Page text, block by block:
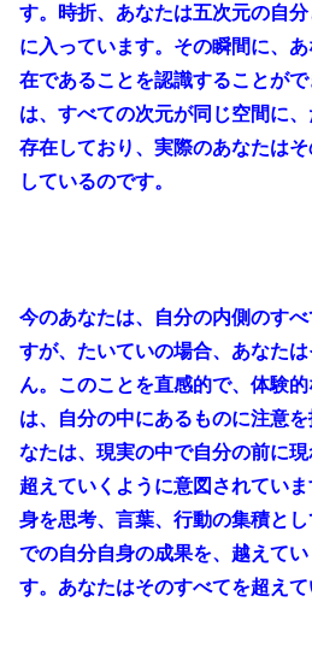
す。時折、あなたは五次元の自
に入っています。その瞬間に、
在であることを認識することが
は、すべての次元が同じ空間に
存在しており、実際のあなたは
しているのです。
今のあなたは、自分の内側のす
すが、たいていの場合、あなた
ん。このことを直感的で、体験
は、自分の中にあるものに注意
なたは、現実の中で自分の前に
超えていくように意図されてい
身を思考、言葉、行動の集積と
での自分自身の成果を、越えて
す。あなたはそのすべてを超えて